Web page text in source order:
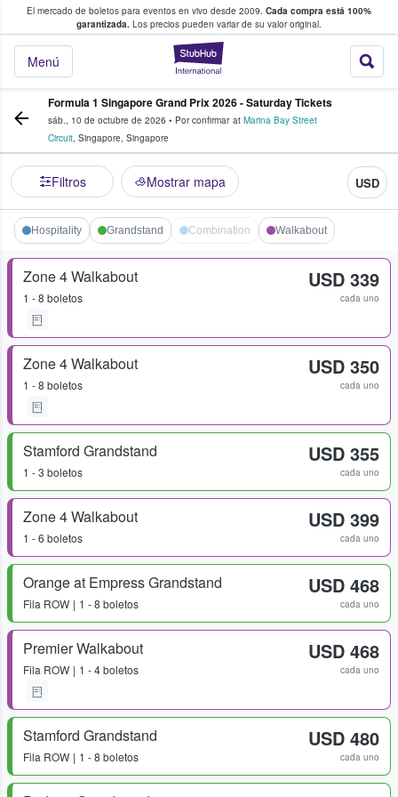
El mercado de boletos para eventos en vivo desde 2009. Cada compra está 100%
garantizada. Los precios pueden variar de su valor original.
StubHub: donde
Menú
fans compran y venden boletos
Formula 1 Singapore Grand Prix 2026 - Saturday Tickets
sáb., 10 de octubre de 2026 • Por confirmar at Marina Bay Street
Circuit, Singapore, Singapore
Filtros Mostrar mapa USD
Hospitality Grandstand Combination Walkabout
Zone 4 Walkabout
1 - 8 boletos
USD 339
cada uno
Zone 4 Walkabout
1 - 8 boletos
USD 350
cada uno
Stamford Grandstand
1 - 3 boletos
USD 355
cada uno
Zone 4 Walkabout
1 - 6 boletos
USD 399
cada uno
Orange at Empress Grandstand
Fila ROW 1 - 8 boletos
USD 468
cada uno
Premier Walkabout
Fila ROW 1 - 4 boletos
USD 468
cada uno
Stamford Grandstand
Fila ROW 1 - 8 boletos
USD 480
cada uno